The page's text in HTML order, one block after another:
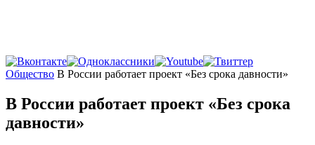
Главная
Общество В России работает проект «Без срока давности»
В России работает проект «Без срока
давности»